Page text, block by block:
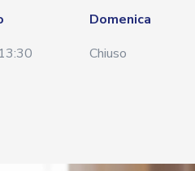
Domenica
Chiuso